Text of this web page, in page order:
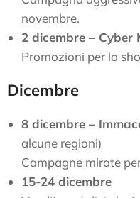
novembre.
2 dicembre – Cyber
Promozioni per lo
Dicembre
8 dicembre –
alcune regioni)
Campagne mirate
15-24 dicembre